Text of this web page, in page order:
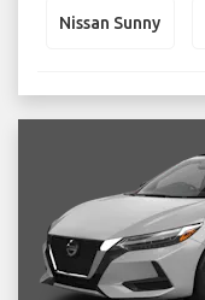
Nissan Sunny